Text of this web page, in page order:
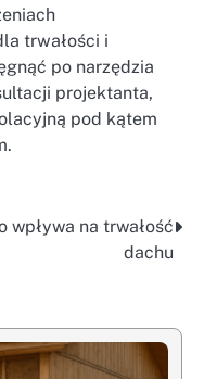
trwałości i
po narzędzia
projektanta,
pod kątem
wpływa na trwałość
dachu